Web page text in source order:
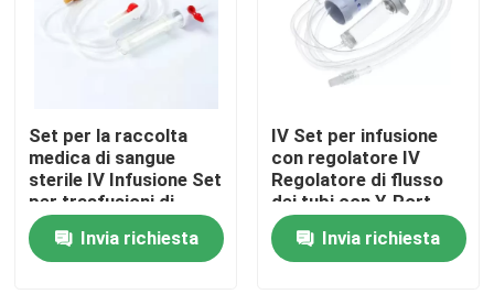
Visita alla fabbrica
Contattaci
Notizie
Set per la raccolta
medica di sangue
sterile IV Infusione Set
per trasfusioni di
sangue usa e getta
Invia richiesta
IV Set per infusione
con regolatore IV
Regolatore di flusso
dei tubi con Y-Port
Invia richiesta